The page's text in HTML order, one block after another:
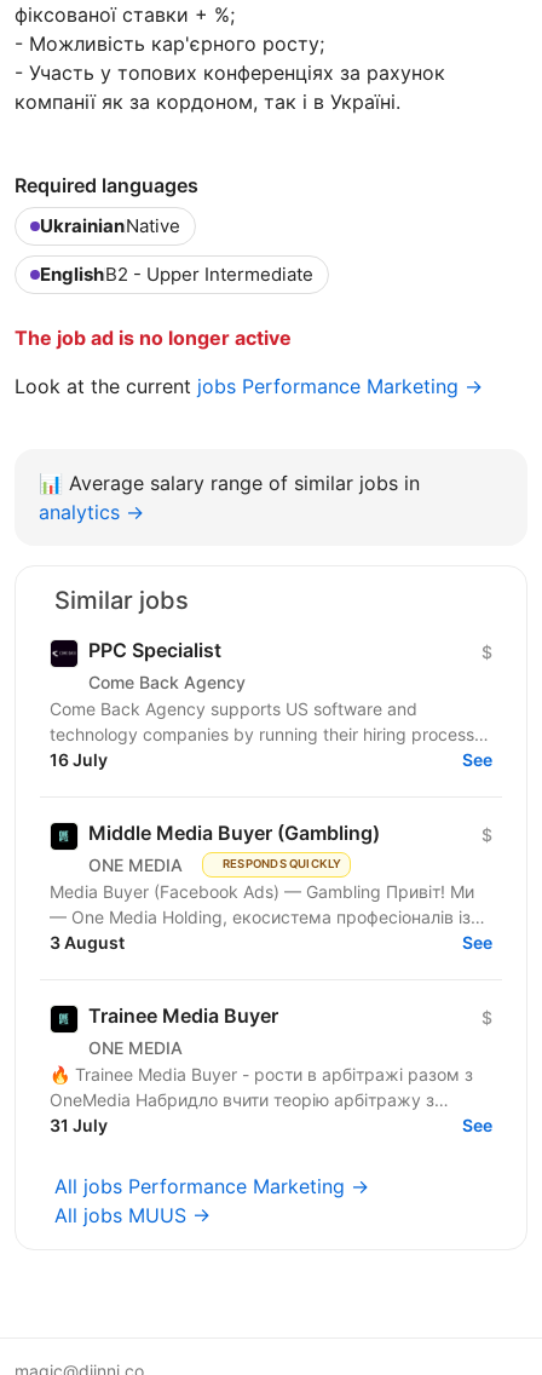
фіксованої ставки + %;
- Можливість кар'єрного росту;
- Участь у топових конференціях за рахунок
компанії як за кордоном, так і в Україні.
Required languages
UkrainianNative
EnglishB2 - Upper Intermediate
The job ad is no longer active
Look at the current jobs Performance Marketing →
📊 Average salary range of similar jobs in
analytics →
Similar jobs
PPC Specialist
Come Back Agency
$
Come Back Agency supports US software and
technology companies by running their hiring process.
We work with delivery and leadership teams to define
16 July See
Middle Media Buyer (Gambling)
ONE MEDIA RESPONDS QUICKLY
$
Media Buyer (Facebook Ads) — Gambling Привіт! Ми
— One Media Holding, екосистема професіоналів із
глибокою експертизою в digital-маркетингу та
3 August See
Trainee Media Buyer
ONE MEDIA
$
🔥 Trainee Media Buyer - рости в арбітражі разом з
OneMedia Набридло вчити теорію арбітражу з
ютубу? Хочеш вчитися на реальних бюджетах,
31 July See
All jobs Performance Marketing →
All jobs MUUS →